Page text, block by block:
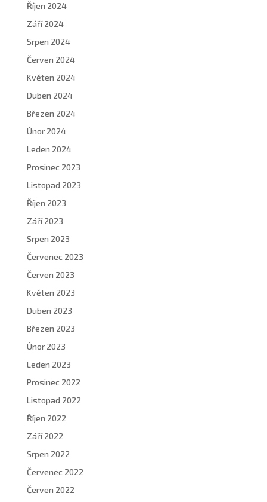
Říjen 2024
Září 2024
Srpen 2024
Červen 2024
Květen 2024
Duben 2024
Březen 2024
Únor 2024
Leden 2024
Prosinec 2023
Listopad 2023
Říjen 2023
Září 2023
Srpen 2023
Červenec 2023
Červen 2023
Květen 2023
Duben 2023
Březen 2023
Únor 2023
Leden 2023
Prosinec 2022
Listopad 2022
Říjen 2022
Září 2022
Srpen 2022
Červenec 2022
Červen 2022